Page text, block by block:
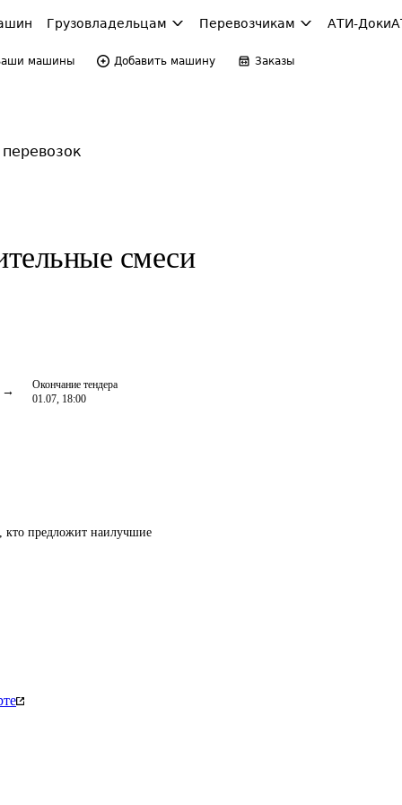
Грузовладельцам Перевозчикам АТИ-Доки
машины Добавить машину Заказы
смеси
Окончание тендера
01.07, 18:00
кто предложит наилучшие